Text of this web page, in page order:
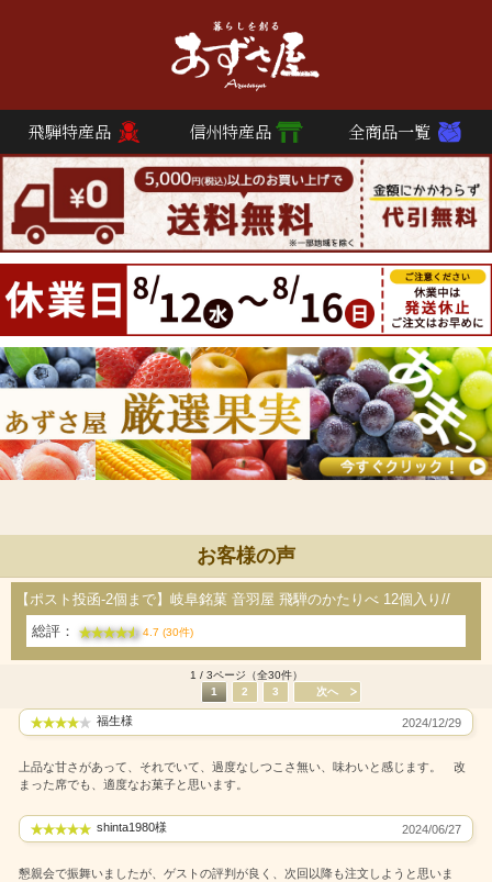
飛騨特産品 信州特産品 全商品一覧
お客様の声
【ポスト投函-2個まで】岐阜銘菓 音羽屋 飛騨のかたりべ 12個入り//
総評：
4.7 (30件)
1 / 3ページ（全30件）
1
2 3 次へ
福生様 2024/12/29
上品な甘さがあって、それでいて、過度なしつこさ無い、味わいと感じます。 改
まった席でも、適度なお菓子と思います。
shinta1980様 2024/06/27
懇親会で振舞いましたが、ゲストの評判が良く、次回以降も注文しようと思いま